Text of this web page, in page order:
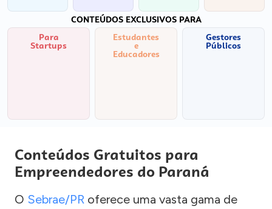
CONTEÚDOS EXCLUSIVOS PARA
Para
Startups
Estudantes
e
Educadores
Gestores
Públicos
Conteúdos Gratuitos para
Empreendedores do Paraná
O Sebrae/PR oferece uma vasta gama de